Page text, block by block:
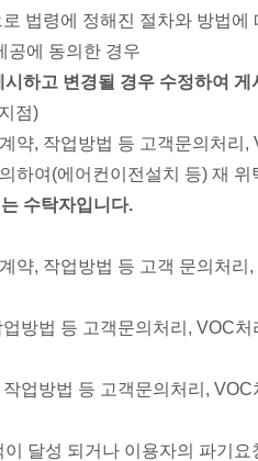
법령에 정해진 절차와 방법
공에 동의한 경우
하고 변경될 경우 수정하여 게
점)
약, 작업방법 등 고객문의처리,
하여(에어컨이전설치 등) 재
수탁자입니다.
약, 작업방법 등 고객 문의처리,
방법 등 고객문의처리, VOC처
업방법 등 고객문의처리, VOC
달성 되거나 이용자의 파기